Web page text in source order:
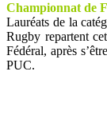
Championnat de
Lauréats de la
Rugby repartent
Fédéral, après
PUC.